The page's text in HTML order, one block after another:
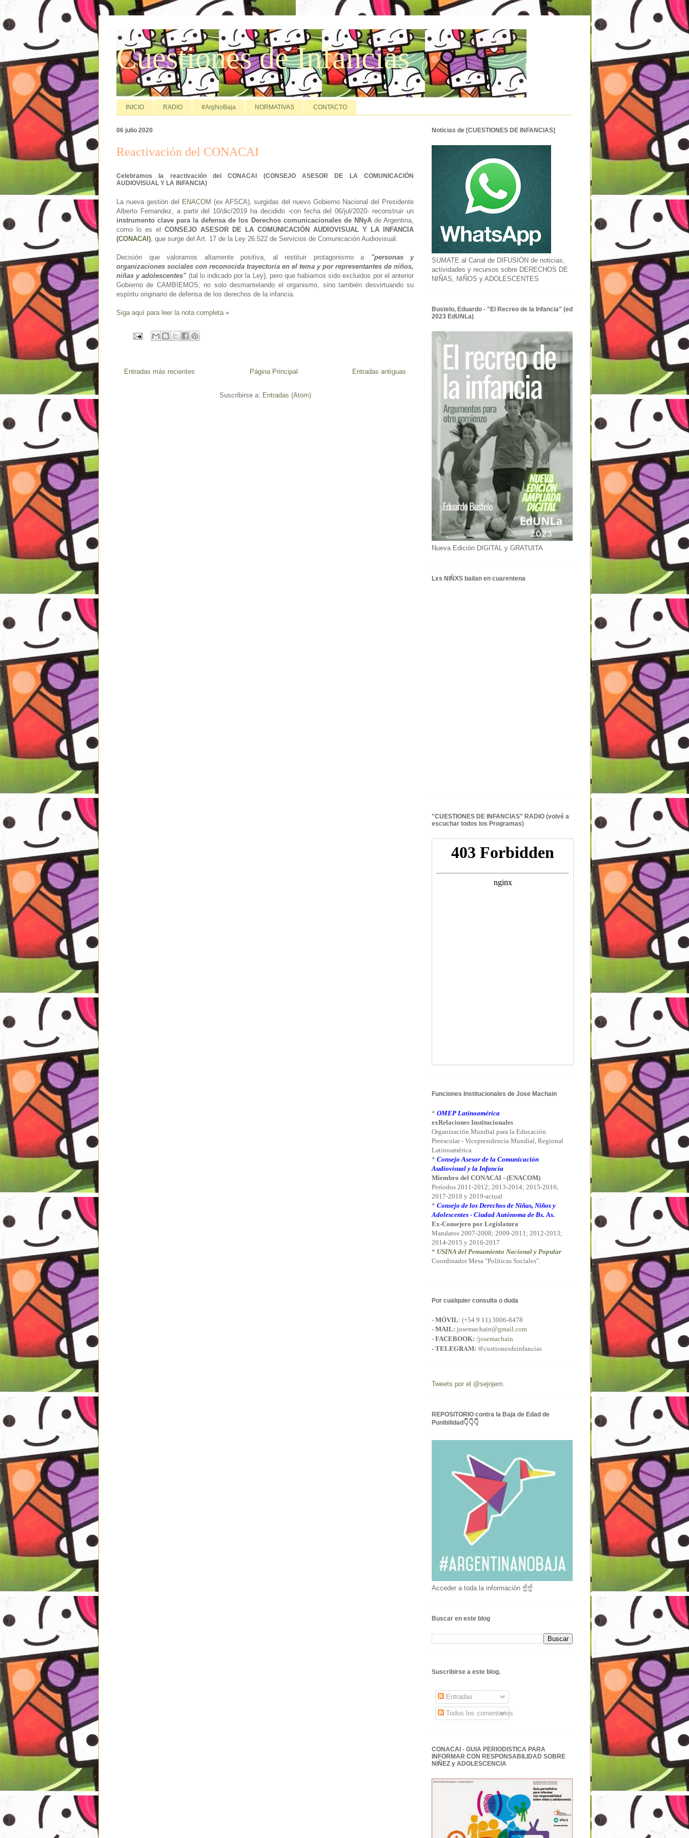
Cuestiones de Infancias
INICIO RADIO #ArgNoBaja NORMATIVAS CONTACTO
06 julio 2020
Reactivación del CONACAI
Celebramos la reactivación del CONACAI (CONSEJO ASESOR DE LA COMUNICACIÓN
AUDIOVISUAL Y LA INFANCIA)
La nueva gestión del ENACOM (ex AFSCA), surgidas del nuevo Gobierno Nacional del Presidente
Alberto Fernandez, a partir del 10/dic/2019 ha decidido -con fecha del 06/jul/2020- reconstruir un
instrumento clave para la defensa de los Derechos comunicacionales de NNyAde Argentina,
como lo es el CONSEJO ASESOR DE LA COMUNICACIÓN AUDIOVISUAL Y LA INFANCIA
(CONACAI ), que surge del Art. 17 de la Ley 26.522 de Servicios de Comunicación Audiovisual.
Decisión que valoramos altamente positiva, al restituir protagonismo a "personas y
organizaciones sociales con reconocida trayectoria en el tema y por representantes de niños,
niñas y adolescentes"(tal lo indicado por la Ley), pero que habiamos sido excluidos por el anterior
Gobierno de CAMBIEMOS; no solo desmantelando el organismo, sino también desvirtuando su
espíritu originario de defensa de los derechos de la infancia.
Siga aquí para leer la nota completa »
Entradas más recientes Entradas antiguas
Página Principal
Suscribirse a: Entradas (Atom)
Noticias de [CUESTIONES DE INFANCIAS]
SUMATE al Canal de DIFUSIÓN de noticias,
actividades y recursos sobre DERECHOS DE
NIÑAS, NIÑOS y ADOLESCENTES
Bustelo, Eduardo - "El Recreo de la Infancia" (ed
2023 EdUNLa)
Nueva Edición DIGITAL y GRATUITA
Lxs NIÑXS bailan en cuarentena
"CUESTIONES DE INFANCIAS" RADIO (volvé a
escuchar todos los Programas)
Funciones Institucionales de Jose Machain
* OMEP Latinoamérica
exRelaciones Institucionales
Organización Mundial para la Educación
Preescolar - Vicepresidencia Mundial, Regional
Latinoamérica
* Consejo Asesor de la Comunicación
Audiovisual y la Infancia
Miembro del CONACAI - (ENACOM)
Períodos 2011-2012; 2013-2014; 2015-2016;
2017-2018 y 2019-actual
* Consejo de los Derechos de Niñas, Niños y
Adolescentes - Ciudad Autónoma de Bs. As.
Ex-Consejero por Legislatura
Mandatos 2007-2008; 2009-2011; 2012-2013;
2014-2015 y 2016-2017
* USINA del Pensamiento Nacional y Popular
Coordinador Mesa "Políticas Sociales".
Por cualquier consulta o duda
- MÓVIL: (+54 9 11) 3006-8478
- MAIL: josemachain@gmail.com
- FACEBOOK: /josemachain
- TELEGRAM: @custionesdeinfancias
Tweets por el @sejojem.
REPOSITORIO contra la Baja de Edad de
Punibilidad👇👇👇
Acceder a toda la información ☝☝
Buscar en este blog
Suscribirse a este blog.
Entradas
Todos los comentarios
CONACAI - GUIA PERIODISTICA PARA
INFORMAR CON RESPONSABILIDAD SOBRE
NIÑEZ y ADOLESCENCIA